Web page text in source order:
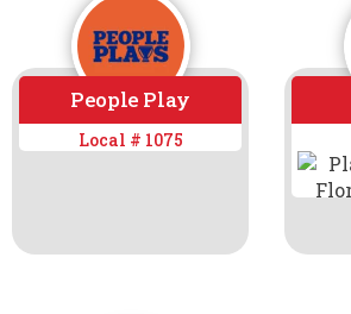
People Play
Local # 1075